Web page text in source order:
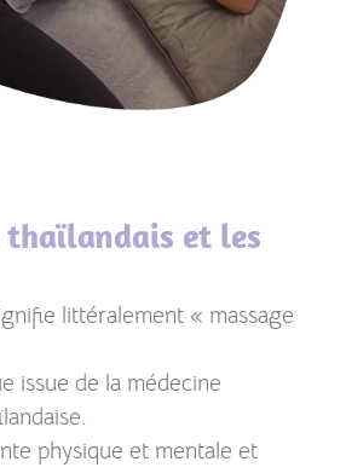
thaïlandais et les
littéralement « massage
issue de la médecine
physique et mentale et